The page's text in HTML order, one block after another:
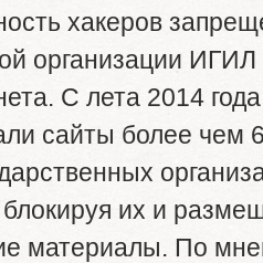
хакеров
организации
С лета 2014
сайты более чем
блокируя их и
материалы. По